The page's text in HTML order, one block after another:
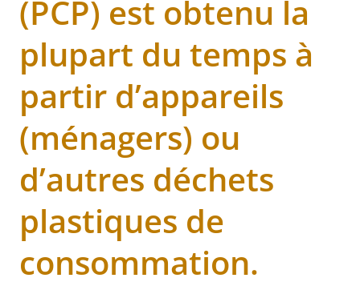
(PCP) est obtenu la
plupart du temps à
partir d’appareils
(ménagers) ou
d’autres déchets
plastiques de
consommation.